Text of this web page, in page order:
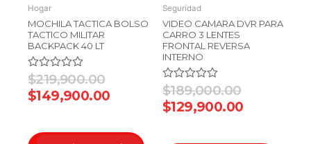
Hogar
MOCHILA TACTICA BOLSO
TACTICO MILITAR
BACKPACK 40 LT
Valorado
en
0
$219,900.00
$149,900.00
Seguridad
VIDEO CAMARA DVR PARA
CARRO 3 LENTES
FRONTAL REVERSA
INTERNO
Valorado
en
0
$189,000.00
$129,900.00